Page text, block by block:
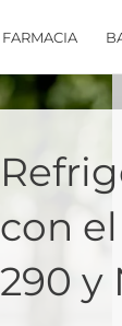
FARMACIA
con
290 y